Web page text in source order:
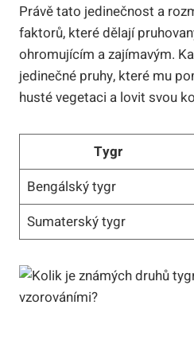
Právě tato jedinečnost a
faktorů, které dělají
ohromujícím a zajímavým.
jedinečné pruhy, které mu
husté vegetaci a lovit svou
Tygr
Bengálský tygr
Sumaterský tygr